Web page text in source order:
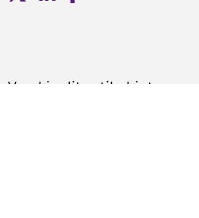
Vond je dit artikel